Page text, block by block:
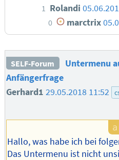
1 Rolandi
0 marctrix
SELF-Forum
Untermenu
Anfängerfrage
Gerhard1 29.05.2018 11:52
Hallo, was habe ich bei
Das Untermenu ist nicht